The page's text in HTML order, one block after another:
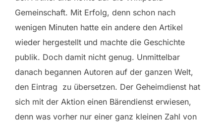
Gemeinschaft. Mit Erfolg, denn schon nach
wenigen Minuten hatte ein andere den Artikel
wieder hergestellt und machte die Geschichte
publik. Doch damit nicht genug. Unmittelbar
danach begannen Autoren auf der ganzen Welt,
den Eintrag zu übersetzen. Der Geheimdienst hat
sich mit der Aktion einen Bärendienst erwiesen,
denn was vorher nur einer ganz kleinen Zahl von